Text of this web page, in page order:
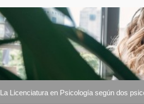
La Licenciatura en Psicología según dos